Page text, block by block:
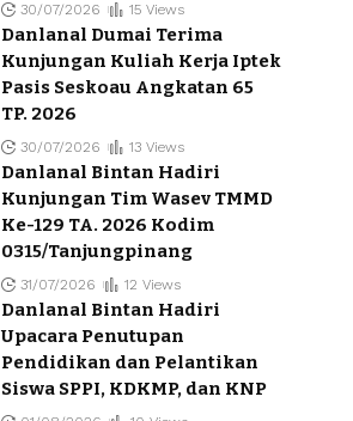
30/07/2026 15 Views
Danlanal Dumai Terima
Kunjungan Kuliah Kerja Iptek
Pasis Seskoau Angkatan 65
TP. 2026
30/07/2026 13 Views
Danlanal Bintan Hadiri
Kunjungan Tim Wasev TMMD
Ke-129 TA. 2026 Kodim
0315/Tanjungpinang
31/07/2026 12 Views
Danlanal Bintan Hadiri
Upacara Penutupan
Pendidikan dan Pelantikan
Siswa SPPI, KDKMP, dan KNP